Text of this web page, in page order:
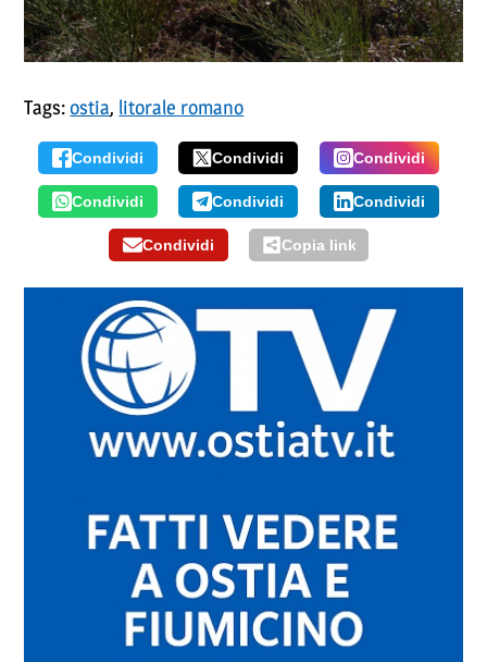
Tags:ostia, litorale romano
Condividi Condividi Condividi
Condividi Condividi Condividi
Condividi Copia link